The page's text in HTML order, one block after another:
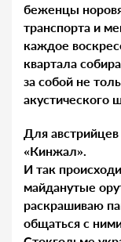
беженцы
транспорта и
каждое
квартала
за собой не
акустического
Для
«Кинжал».
И так
майданутые
раскрашиваю
общаться с